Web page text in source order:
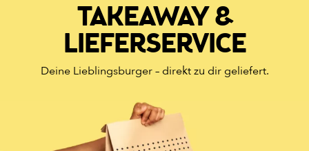
TAKEAWAY &
LIEFERSERVICE
Deine Lieblingsburger – direkt zu dir geliefert.